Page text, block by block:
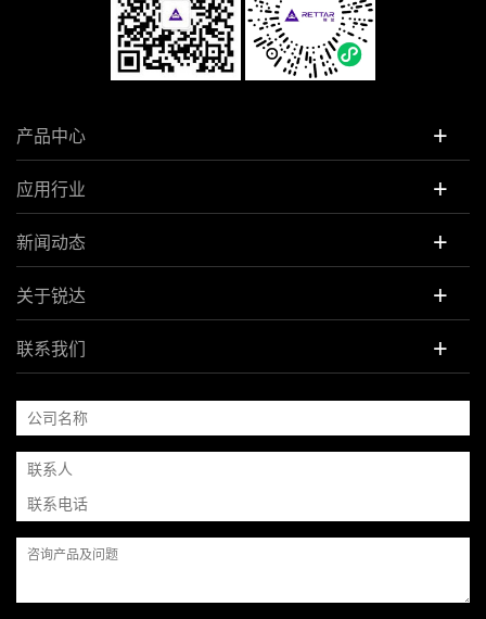
产品中心 +
应用行业 +
新闻动态 +
关于锐达 +
联系我们 +